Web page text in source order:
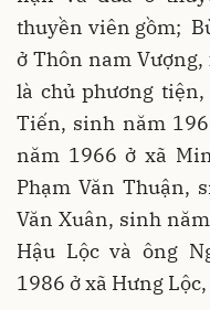
thuyền viên gồm;
ở Thôn nam
là chủ phương
Tiến, sinh năm
năm 1966 ở xã
Phạm Văn Thuận,
Văn Xuân, sinh
Hậu Lộc và ông
1986 ở xã Hưng